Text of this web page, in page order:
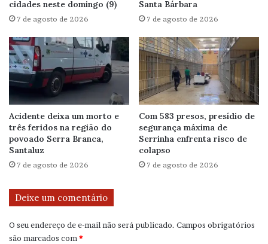
cidades neste domingo (9)
7 de agosto de 2026
Santa Bárbara
7 de agosto de 2026
Acidente deixa um morto e
três feridos na região do
povoado Serra Branca,
Santaluz
7 de agosto de 2026
Com 583 presos, presídio de
segurança máxima de
Serrinha enfrenta risco de
colapso
7 de agosto de 2026
Deixe um comentário
O seu endereço de e-mail não será publicado. Campos obrigatórios
são marcados com*